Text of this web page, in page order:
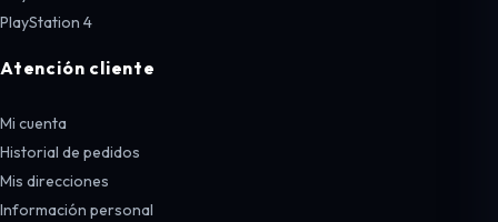
PlayStation 4
Atención cliente
Mi cuenta
Historial de pedidos
Mis direcciones
Información personal